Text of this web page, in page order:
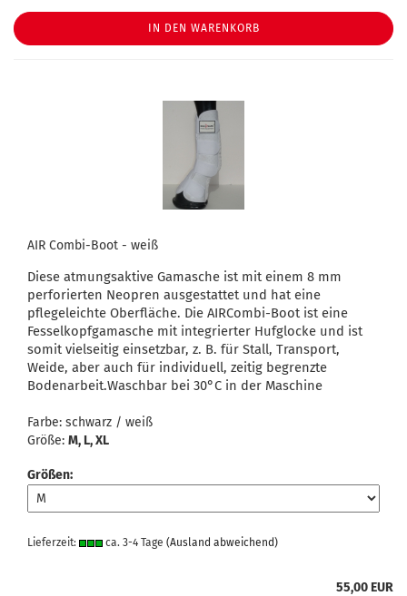
IN DEN WARENKORB
AIR Combi-Boot - weiß
Diese atmungsaktive Gamasche ist mit einem 8 mm
perforierten Neopren ausgestattet und hat eine
pflegeleichte Oberfläche. Die AIRCombi-Boot ist eine
Fesselkopfgamasche mit integrierter Hufglocke und ist
somit vielseitig einsetzbar, z. B. für Stall, Transport,
Weide, aber auch für individuell, zeitig begrenzte
Bodenarbeit.Waschbar bei 30°C in der Maschine
Farbe: schwarz / weiß
Größe: M, L, XL
Größen:
Lieferzeit: ca. 3-4 Tage (Ausland abweichend)
55,00 EUR